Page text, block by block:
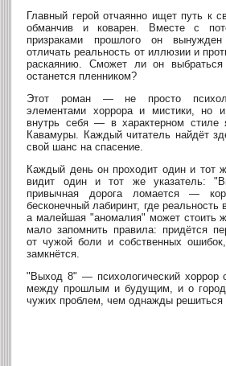
Главный герой отчаянно ищет путь к
обманчив и коварен. Вместе с
призраками прошлого он вынужден
отличать реальность от иллюзии и
раскаянию. Сможет ли он
останется пленником?
Этот роман — не просто
элементами хоррора и мистики, но и
внутрь себя — в характерном стиле
Кавамуры. Каждый читатель найдёт
свой шанс на спасение.
Каждый день он проходит один и тот
видит один и тот же указатель:
привычная дорога ломается —
бесконечный лабиринт, где реальность
а малейшая "аномалия" может стоить
мало запомнить правила: придётся
от чужой боли и собственных
замкнётся.
"Выход 8" — психологический хоррор
между прошлым и будущим, и о
чужих проблем, чем однажды решиться